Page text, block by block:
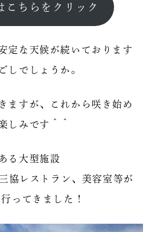
こちらをクリック
定な天候が続いております
しでしょうか。
ますが、これから咲き始め
しみです＾＾
る大型施設
協レストラン、美容室等が
ってきました！